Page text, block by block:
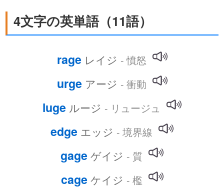
4文字の英単語（11語）
rage レイジ - 憤怒
urge アージ - 衝動
luge ルージ - リュージュ
edge エッジ - 境界線
gage ゲイジ - 質
cage ケイジ - 檻